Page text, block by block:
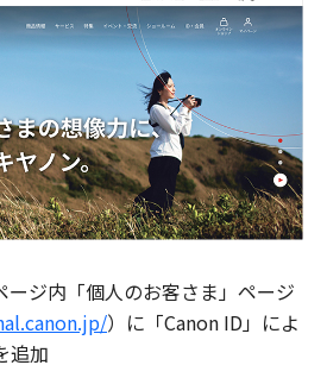
ージ内「個人のお客さま」ページ
）に「Canon ID」によ
追加